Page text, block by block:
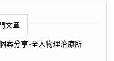
文章
案分享-全人物理治療所